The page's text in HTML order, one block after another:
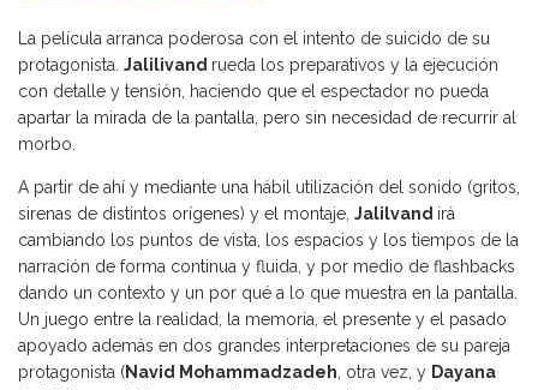
La película arranca poderosa con el intento de suicido de su
protagonista. Jalilivand rueda los preparativos y la ejecución
con detalle y tensión, haciendo que el espectador no pueda
apartar la mirada de la pantalla, pero sin necesidad de recurrir al
morbo.
A partir de ahí y mediante una hábil utilización del sonido (gritos,
sirenas de distintos orígenes) y el montaje, Jalilvand irá
cambiando los puntos de vista, los espacios y los tiempos de la
narración de forma continua y fluida, y por medio de flashbacks
dando un contexto y un por qué a lo que muestra en la pantalla.
Un juego entre la realidad, la memoria, el presente y el pasado
apoyado además en dos grandes interpretaciones de su pareja
protagonista (Navid Mohammadzadeh , otra vez, y Dayana